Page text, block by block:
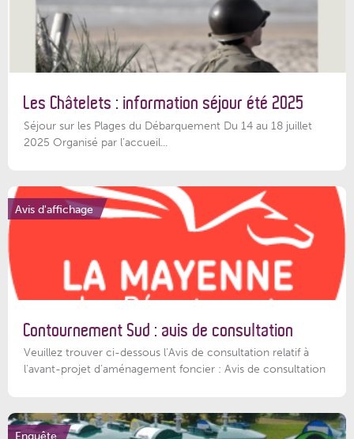
Les Châtelets : information séjour été 2025
Séjour sur les Plages du Débarquement Du 14 au 18 juillet
2025 Organisé par l’accueil...
Avis d'affichage
Contournement Sud : avis de consultation
Veuillez trouver ci-dessous l’Avis de consultation relatif à
l'avant-projet d'aménagement foncier : Avis de consultation
Enquête